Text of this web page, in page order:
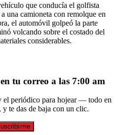
que conducía el golfista
una camioneta con remolque en
el automóvil golpeó la parte
volcando sobre el costado del
considerables.
tu correo a las 7:00 am
el periódico para hojear — todo en
te das de baja con un clic.